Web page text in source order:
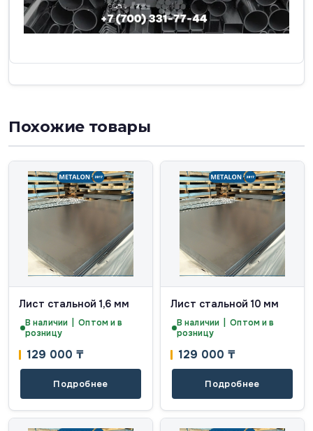
Похожие товары
Лист стальной 1,6 мм
В наличии | Оптом и в
розницу
129 000 ₸
Подробнее
Лист стальной 10 мм
В наличии | Оптом и в
розницу
129 000 ₸
Подробнее